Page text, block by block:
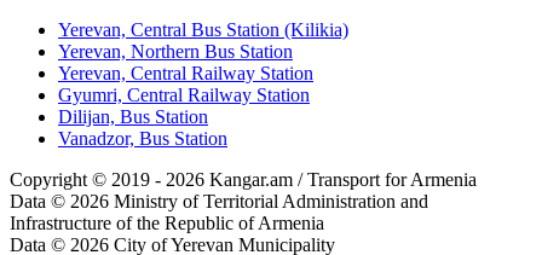
Yerevan, Central Bus Station (Kilikia)
Yerevan, Northern Bus Station
Yerevan, Central Railway Station
Gyumri, Central Railway Station
Dilijan, Bus Station
Vanadzor, Bus Station
Copyright © 2019 - 2026 Kangar.am / Transport for Armenia
Data © 2026 Ministry of Territorial Administration and
Infrastructure of the Republic of Armenia
Data © 2026 City of Yerevan Municipality